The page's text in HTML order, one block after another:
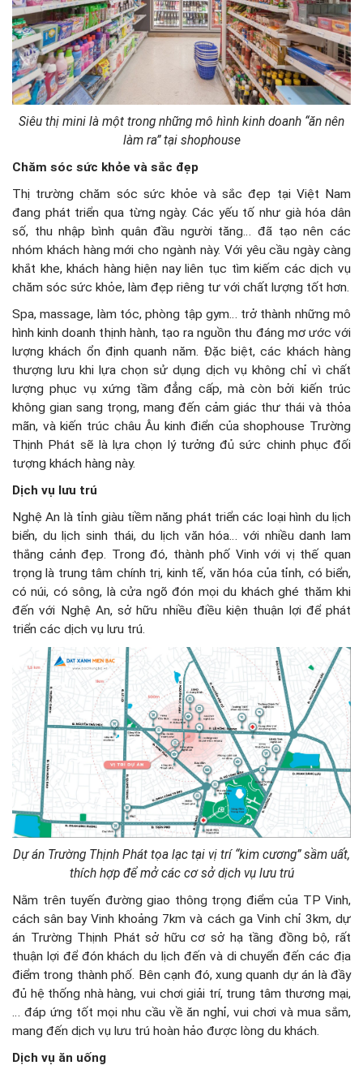
Siêu thị mini là một trong những mô hình kinh doanh “ăn nên
làm ra” tại shophouse
Chăm sóc sức khỏe và sắc đẹp
Thị trường chăm sóc sức khỏe và sắc đẹp tại Việt Nam
đang phát triển qua từng ngày. Các yếu tố như già hóa dân
số, thu nhập bình quân đầu người tăng… đã tạo nên các
nhóm khách hàng mới cho ngành này. Với yêu cầu ngày càng
khắt khe, khách hàng hiện nay liên tục tìm kiếm các dịch vụ
chăm sóc sức khỏe, làm đẹp riêng tư với chất lượng tốt hơn.
Spa, massage, làm tóc, phòng tập gym… trở thành những mô
hình kinh doanh thịnh hành, tạo ra nguồn thu đáng mơ ước với
lượng khách ổn định quanh năm. Đặc biệt, các khách hàng
thượng lưu khi lựa chọn sử dụng dịch vụ không chỉ vì chất
lượng phục vụ xứng tầm đẳng cấp, mà còn bởi kiến trúc
không gian sang trọng, mang đến cảm giác thư thái và thỏa
mãn, và kiến trúc châu Âu kinh điển của shophouse Trường
Thịnh Phát sẽ là lựa chọn lý tưởng đủ sức chinh phục đối
tượng khách hàng này.
Dịch vụ lưu trú
Nghệ An là tỉnh giàu tiềm năng phát triển các loại hình du lịch
biển, du lịch sinh thái, du lịch văn hóa… với nhiều danh lam
thắng cảnh đẹp. Trong đó, thành phố Vinh với vị thế quan
trọng là trung tâm chính trị, kinh tế, văn hóa của tỉnh, có biển,
có núi, có sông, là cửa ngõ đón mọi du khách ghé thăm khi
đến với Nghệ An, sở hữu nhiều điều kiện thuận lợi để phát
triển các dịch vụ lưu trú.
Dự án Trường Thịnh Phát tọa lạc tại vị trí “kim cương” sầm uất,
thích hợp để mở các cơ sở dịch vụ lưu trú
Nằm trên tuyến đường giao thông trọng điểm của TP Vinh,
cách sân bay Vinh khoảng 7km và cách ga Vinh chỉ 3km, dự
án Trường Thịnh Phát sở hữu cơ sở hạ tầng đồng bộ, rất
thuận lợi để đón khách du lịch đến và di chuyển đến các địa
điểm trong thành phố. Bên cạnh đó, xung quanh dự án là đầy
đủ hệ thống nhà hàng, vui chơi giải trí, trung tâm thương mại,
… đáp ứng tốt mọi nhu cầu về ăn nghỉ, vui chơi và mua sắm,
mang đến dịch vụ lưu trú hoàn hảo được lòng du khách.
Dịch vụ ăn uống